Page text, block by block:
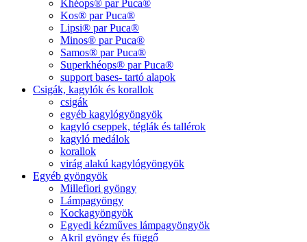
Khéops® par Puca®
Kos® par Puca®
Lipsi® par Puca®
Minos® par Puca®
Samos® par Puca®
Superkhéops® par Puca®
support bases- tartó alapok
Csigák, kagylók és korallok
csigák
egyéb kagylógyöngyök
kagyló cseppek, téglák és tallérok
kagyló medálok
korallok
virág alakú kagylógyöngyök
Egyéb gyöngyök
Millefiori gyöngy
Lámpagyöngy
Kockagyöngyök
Egyedi kézműves lámpagyöngyök
Akril gyöngy és függő